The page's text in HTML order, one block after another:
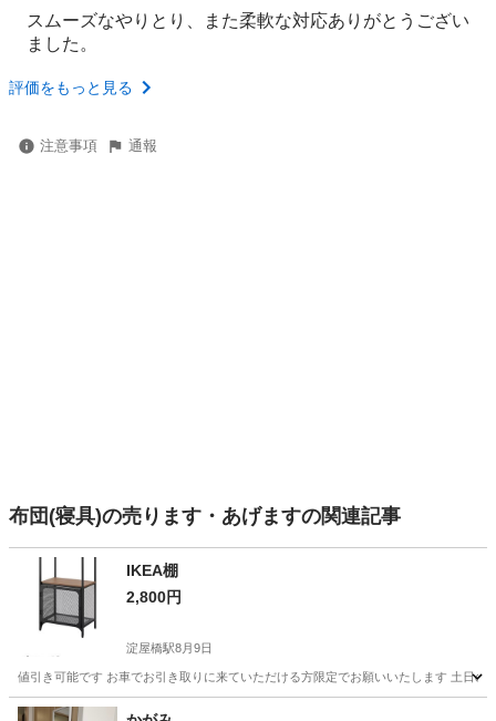
スムーズなやりとり、また柔軟な対応ありがとうござい
ました。
評価をもっと見る
注意事項 通報
布団(寝具)の売ります・あげますの関連記事
IKEA棚
2,800円
淀屋橋駅8月9日
値引き可能です お車でお引き取りに来ていただける方限定でお願いいたします
大阪 大阪市 淀屋橋駅